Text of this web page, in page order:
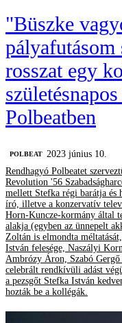
"Büszke
pályafutásom
rosszat egy
Polbeatben
‎POLBEAT 2023 június 10.
Rendhagyó Polbeatet
Revolution '56
mellett Stefka régi barátja és
író, illetve a konzervatív
Horn-Kuncze-kormány által
alakja (egyben az ünnepelt
Zoltán is elmondta
István felesége, Naszályi
Ambrózy Áron, Szabó
celebrált rendkívüli adást
a pezsgőt Stefka István
hozták be a kollégák.